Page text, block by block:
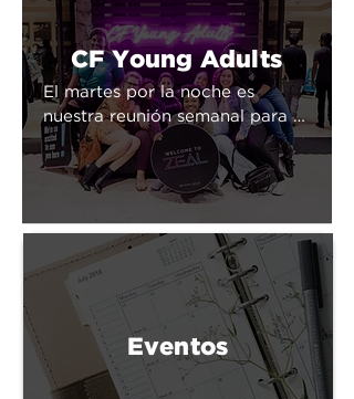
con Él.
CF Young Adults
El martes por la noche es
nuestra reunión semanal para
jóvenes adultos entre los 18 y
29 años. Aquí nos conectamos
con la comunidad a través de la
grupos pequeños y el
compañerismo. Nuestro
compromiso es ayudar a los
jóvenes adultos a seguir a
Jesús, construir una comunidad
y vivir una vida con propósito
que impactará a quienes los
Eventos